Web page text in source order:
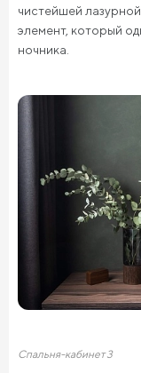
чистейшей
элемент, который
ночника.
Спальня-кабинет 3